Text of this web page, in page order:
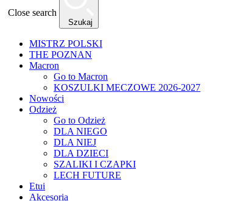
Close search
Szukaj
MISTRZ POLSKI
THE POZNAN
Macron
Go to Macron
KOSZULKI MECZOWE 2026-2027
Nowości
Odzież
Go to Odzież
DLA NIEGO
DLA NIEJ
DLA DZIECI
SZALIKI I CZAPKI
LECH FUTURE
Etui
Akcesoria